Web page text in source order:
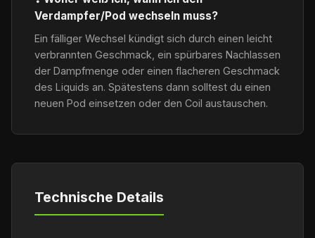
Verdampfer/Pod wechseln muss?
Ein fälliger Wechsel kündigt sich durch einen leicht
verbrannten Geschmack, ein spürbares Nachlassen
der Dampfmenge oder einen flacheren Geschmack
des Liquids an. Spätestens dann solltest du einen
neuen Pod einsetzen oder den Coil austauschen.
Technische Details